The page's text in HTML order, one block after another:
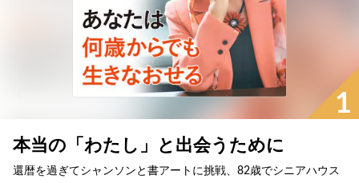
1
本当の「わたし」と出会うために
還暦を過ぎてシャンソンと書アートに挑戦、82歳でシニアハウス